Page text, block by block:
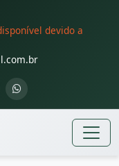
devido a